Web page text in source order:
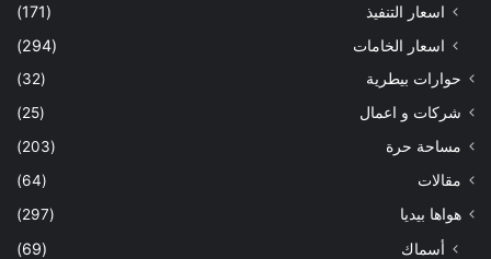
اسعار التنفيذ
(171)
اسعار الخامات
(294)
حوارات بيطرية
(32)
شركات و اعمال
(25)
مساحة حرة
(203)
مقالات
(64)
هواها بيديا
(297)
أسماك
(69)